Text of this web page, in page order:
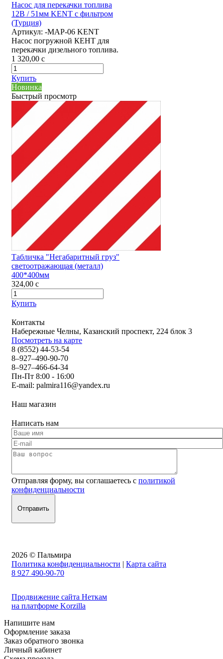
Насос для перекачки топлива
12В / 51мм KENT с фильтром
(Турция)
Артикул: -MAP-06 KENT
Насос погружной КЕНТ для
перекачки дизельного топлива.
1 320,00 c
Купить
Новинка
Быстрый просмотр
Табличка "Негабаритный груз"
светоотражающая (металл)
400*400мм
324,00 c
Купить
Контакты
Набережные Челны, Казанский проспект, 224 блок 3
Посмотреть на карте
8 (8552) 44-53-54
8–927–490-90-70
8–927–466-64-34
Пн-Пт 8:00 - 16:00
E-mail: palmira116@yandex.ru
Наш магазин
Написать нам
Отправляя форму, вы соглашаетесь с политикой
конфиденциальности
2026 © Пальмира
Политика конфиденциальности | Карта сайта
8 927 490-90-70
Продвижение сайта Неткам
на платформе Korzilla
Напишите нам
Оформление заказа
Заказ обратного звонка
Личный кабинет